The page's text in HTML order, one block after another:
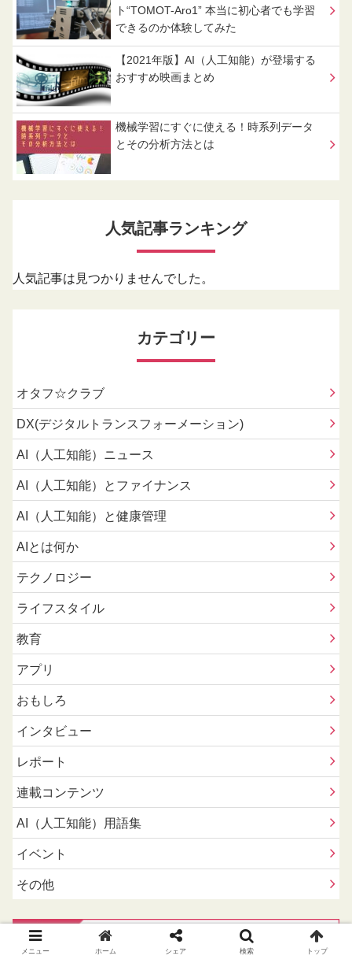
ト“TOMOT-Aro1” 本当に初心者でも学習
できるのか体験してみた
【2021年版】AI（人工知能）が登場する
おすすめ映画まとめ
機械学習にすぐに使える！時系列データ
とその分析方法とは
人気記事ランキング
人気記事は見つかりませんでした。
カテゴリー
オタフ☆クラブ
DX(デジタルトランスフォーメーション)
AI（人工知能）ニュース
AI（人工知能）とファイナンス
AI（人工知能）と健康管理
AIとは何か
テクノロジー
ライフスタイル
教育
アプリ
おもしろ
インタビュー
レポート
連載コンテンツ
AI（人工知能）用語集
イベント
その他
メニュー ホーム シェア 検索 トップ